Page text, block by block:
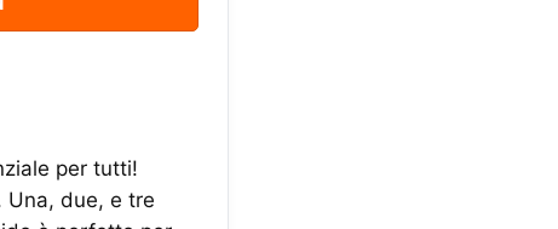
per tutti!
Una, due, e tre